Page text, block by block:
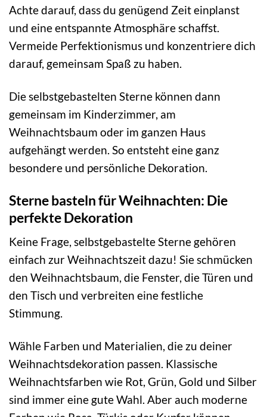
Achte darauf, dass du genügend Zeit einplanst
und eine entspannte Atmosphäre schaffst.
Vermeide Perfektionismus und konzentriere dich
darauf, gemeinsam Spaß zu haben.
Die selbstgebastelten Sterne können dann
gemeinsam im Kinderzimmer, am
Weihnachtsbaum oder im ganzen Haus
aufgehängt werden. So entsteht eine ganz
besondere und persönliche Dekoration.
Sterne basteln für Weihnachten: Die
perfekte Dekoration
Keine Frage, selbstgebastelte Sterne gehören
einfach zur Weihnachtszeit dazu! Sie schmücken
den Weihnachtsbaum, die Fenster, die Türen und
den Tisch und verbreiten eine festliche
Stimmung.
Wähle Farben und Materialien, die zu deiner
Weihnachtsdekoration passen. Klassische
Weihnachtsfarben wie Rot, Grün, Gold und Silber
sind immer eine gute Wahl. Aber auch moderne